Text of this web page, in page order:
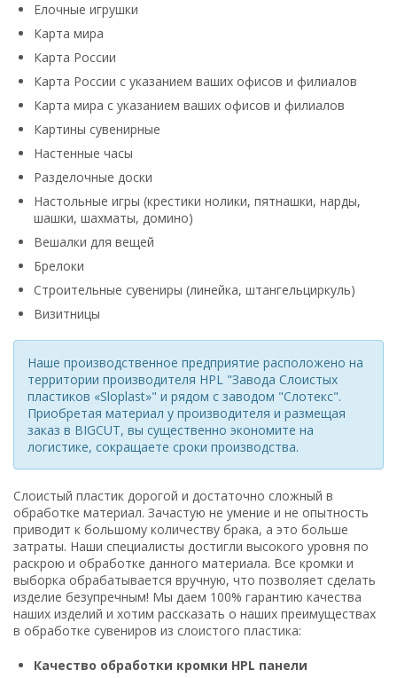
Елочные игрушки
Карта мира
Карта России
Карта России с указанием ваших офисов и филиалов
Карта мира с указанием ваших офисов и филиалов
Картины сувенирные
Настенные часы
Разделочные доски
Настольные игры (крестики нолики, пятнашки, нарды,
шашки, шахматы, домино)
Вешалки для вещей
Брелоки
Строительные сувениры (линейка, штангельциркуль)
Визитницы
Наше производственное предприятие расположено на
территории производителя HPL "Завода Слоистых
пластиков «Sloplast»" и рядом с заводом "Слотекс".
Приобретая материал у производителя и размещая
заказ в BIGCUT, вы существенно экономите на
логистике, сокращаете сроки производства.
Слоистый пластик дорогой и достаточно сложный в
обработке материал. Зачастую не умение и не опытность
приводит к большому количеству брака, а это больше
затраты. Наши специалисты достигли высокого уровня по
раскрою и обработке данного материала. Все кромки и
выборка обрабатывается вручную, что позволяет сделать
изделие безупречным! Мы даем 100% гарантию качества
наших изделий и хотим рассказать о наших преимуществах
в обработке сувениров из слоистого пластика:
Качество обработки кромки HPL панели